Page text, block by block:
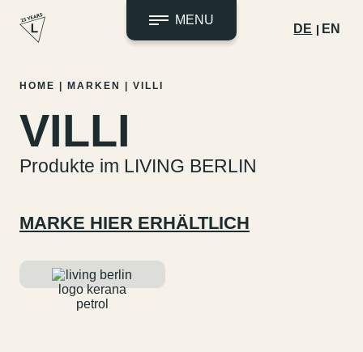
Zum
springen
MENU
DE EN
HOME MARKEN VILLI
VILLI
Produkte im LIVING BERLIN
MARKE HIER ERHÄLTLICH